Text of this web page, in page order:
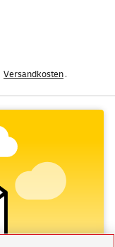
Versandkosten.